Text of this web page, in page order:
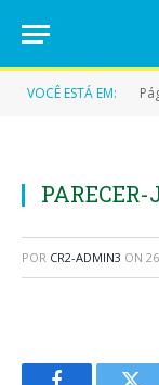
VOCÊ ESTÁ EM:
PARECER-
POR CR2-ADMIN3 ON